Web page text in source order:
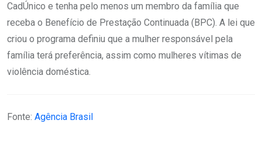
CadÚnico e tenha pelo menos um membro da família que
receba o Benefício de Prestação Continuada (BPC). A lei que
criou o programa definiu que a mulher responsável pela
família terá preferência, assim como mulheres vítimas de
violência doméstica.
Fonte: Agência Brasil